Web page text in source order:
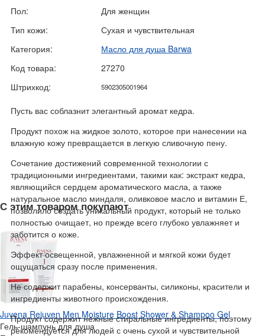
Пол:
Для женщин
Тип кожи:
Сухая и чувствительная
Категория:
Масло для душа Barwa
Код товара:
27270
Штрихкод:
5902305001964
Пусть вас соблазнит элегантный аромат кедра.
Продукт похож на жидкое золото, которое при нанесении на
влажную кожу превращается в легкую сливочную пену.
Сочетание достижений современной технологии с
традиционными ингредиентами, такими как: экстракт кедра,
являющийся сердцем ароматического масла, а также
натуральное масло миндаля, оливковое масло и витамин Е,
позволило создать уникальный продукт, который не только
полностью очищает, но прежде всего глубоко увлажняет и
заботится о коже.
Эффект освещенной, увлажненной и мягкой кожи будет
ощущаться сразу после применения.
Не содержит парабены, консерванты, силиконы, красители и
ингредиенты животного происхождения.
Продукт содержит нежные стиральные ингредиенты, поэтому
рекомендуется для людей с очень сухой и чувствительной
С этим товаром покупают
Juvena Rejuven Men Moisture Boost Shower & Shampoo Gel
Гель-шампунь для душа